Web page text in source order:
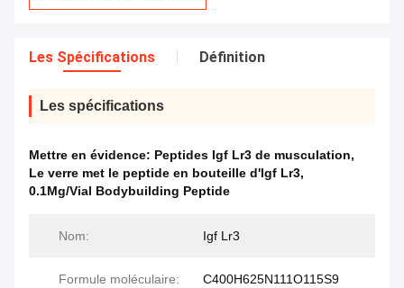
Les Spécifications Définition
Les spécifications
Mettre en évidence: Peptides Igf Lr3 de musculation,
Le verre met le peptide en bouteille d'Igf Lr3,
0.1Mg/Vial Bodybuilding Peptide
Nom: Igf Lr3
Formule moléculaire: C400H625N111O115S9